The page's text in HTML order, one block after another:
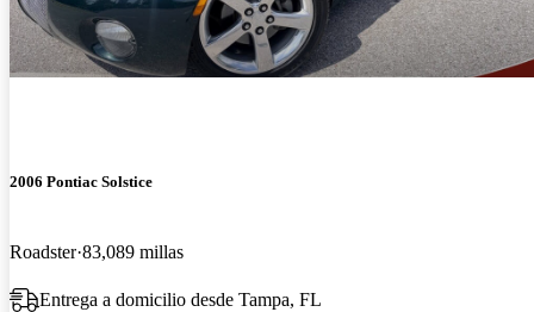
2006 Pontiac Solstice
Roadster 83,089 millas
Entrega a domicilio desde Tampa, FL